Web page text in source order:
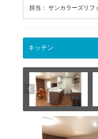
担当： サンカラーズリ